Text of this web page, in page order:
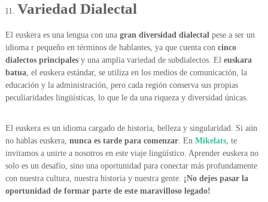
Variedad Dialectal
El euskera es una lengua con una gran diversidad dialectalpese a ser un
idioma r pequeño en términos de hablantes, ya que cuenta con cinco
dialectos principalesy una amplia variedad de subdialectos. El euskara
batua, el euskera estándar, se utiliza en los medios de comunicación, la
educación y la administración, pero cada región conserva sus propias
peculiaridades lingüísticas, lo que le da una riqueza y diversidad únicas.
El euskera es un idioma cargado de historia, belleza y singularidad. Si aún
no hablas euskera, nunca es tarde para comenzar. En Mikelats, te
invitamos a unirte a nosotros en este viaje lingüístico. Aprender euskera no
solo es un desafío, sino una oportunidad para conectar más profundamente
con nuestra cultura, nuestra historia y nuestra gente. ¡No dejes pasar la
oportunidad de formar parte de este maravilloso legado!